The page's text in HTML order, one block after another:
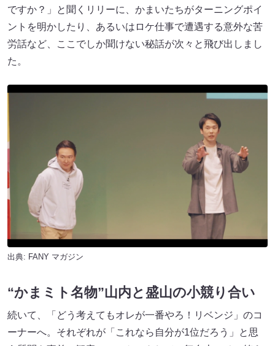
ですか？」と聞くリリーに、かまいたちがターニングポイ
ントを明かしたり、あるいはロケ仕事で遭遇する意外な苦
労話など、ここでしか聞けない秘話が次々と飛び出しまし
た。
出典: FANY マガジン
“かまミト名物”山内と盛山の小競り合い
続いて、「どう考えてもオレが一番やろ！リベンジ」のコ
ーナーへ。それぞれが「これなら自分が1位だろう」と思